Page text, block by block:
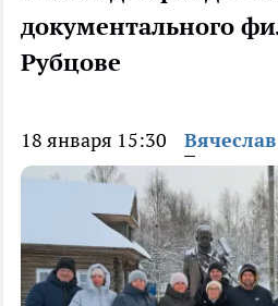
документального
Рубцове
18 января 15:30